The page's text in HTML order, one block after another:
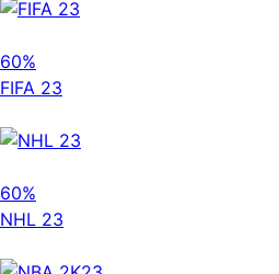
60%
FIFA 23
60%
NHL 23